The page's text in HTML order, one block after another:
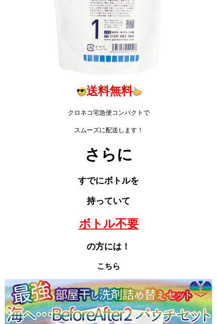
送料無料
クロネコ宅急便コンパクトで
スムーズに配送します！
さらに
すでにボトルを
持っていて
ボトル不要
の方には！
こちら